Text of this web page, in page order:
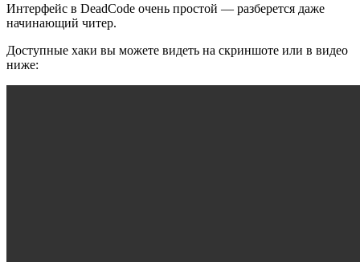
Интерфейс в DeadCode очень простой — разберется даже
начинающий читер.
Доступные хаки вы можете видеть на скриншоте или в видео
ниже: